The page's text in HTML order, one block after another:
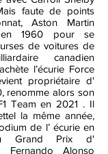
faute de points
Aston Martin
1960 pour se
de voitures de
canadien
l’écurie Force
propriétaire d'
renomme alors son
Team en 2021 . Il
la même année,
de l’ écurie en
Grand Prix d'
Fernando Alonso